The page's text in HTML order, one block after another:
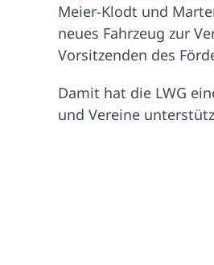
Meier-Klodt und
neues Fahrzeug zur
Vorsitzenden des
Damit hat die LWG
und Vereine